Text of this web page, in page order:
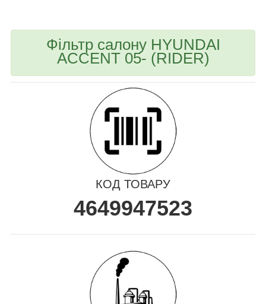
Фільтр салону HYUNDAI
ACCENT 05- (RIDER)
КОД ТОВАРУ
4649947523